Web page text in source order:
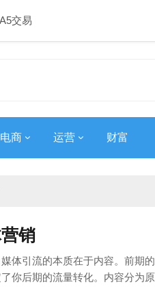
A5交易
电商 运营 财富
销
体引流的本质在于内容。前期
你后期的流量转化。内容分为